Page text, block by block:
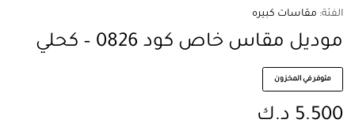
الفئة: مقاسات كبيره
موديل مقاس خاص كود 0826 – كحلي
متوفر في المخزون
5.500 د.ك